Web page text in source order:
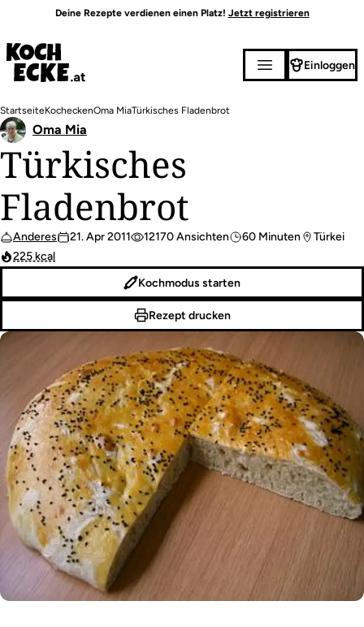
Inhalt
Deine Rezepte verdienen einen Platz! Jetzt registrieren
Einloggen
Pfadnavigation
StartseiteKocheckenOma MiaTürkisches Fladenbrot
Türkisches
Fladenbrot
Anderes 21. Apr 2011 12170 Ansichten 60 Minuten
Türkei
225 kcal
Oma Mia
Kochmodus starten
Rezept drucken